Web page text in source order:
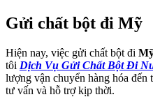
Gửi chất bột đi Mỹ
Hiện nay, việc gửi chất bột đi
tôi Dịch Vụ Gửi Chất Bột Đi
lượng vận chuyển hàng hóa
tư vấn và hỗ trợ kịp thời.